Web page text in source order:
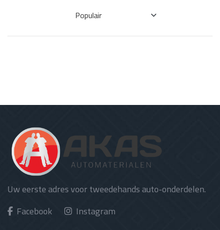
Uw eerste adres voor tweedehands auto-onderdelen.
Facebook
Instagram